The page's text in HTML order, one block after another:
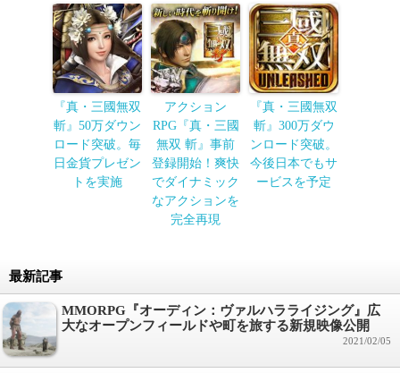
『真・三國無双
斬』50万ダウン
ロード突破。毎
日金貨プレゼン
トを実施
アクション
RPG『真・三國
無双 斬』事前
登録開始！爽快
でダイナミック
なアクションを
完全再現
『真・三國無双
斬』300万ダウ
ンロード突破。
今後日本でもサ
ービスを予定
最新記事
MMORPG『オーディン：ヴァルハラライジング』広
大なオープンフィールドや町を旅する新規映像公開
2021/02/05